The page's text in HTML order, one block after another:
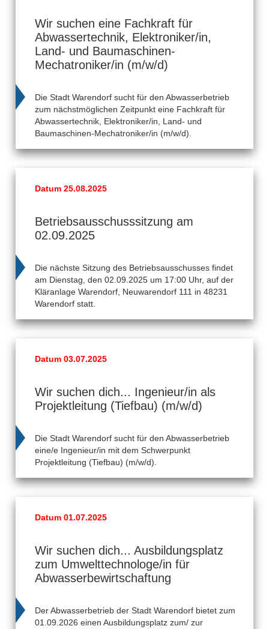
Wir suchen eine Fachkraft für
Abwassertechnik, Elektroniker/in,
Land- und Baumaschinen-
Mechatroniker/in (m/w/d)
Die Stadt Warendorf sucht für den Abwasserbetrieb
zum nächstmöglichen Zeitpunkt eine Fachkraft für
Abwassertechnik, Elektroniker/in, Land- und
Baumaschinen-Mechatroniker/in (m/w/d).
Betriebsausschusssitzung am
02.09.2025
Datum 25.08.2025
Die nächste Sitzung des Betriebsausschusses findet
am Dienstag, den 02.09.2025 um 17:00 Uhr, auf der
Kläranlage Warendorf, Neuwarendorf 111 in 48231
Warendorf statt.
Wir suchen dich... Ingenieur/in als
Projektleitung (Tiefbau) (m/w/d)
Datum 03.07.2025
Die Stadt Warendorf sucht für den Abwasserbetrieb
eine/e Ingenieur/in mit dem Schwerpunkt
Projektleitung (Tiefbau) (m/w/d).
Wir suchen dich... Ausbildungsplatz
zum Umwelttechnologe/in für
Abwasserbewirtschaftung
Datum 01.07.2025
Der Abwasserbetrieb der Stadt Warendorf bietet zum
01.09.2026 einen Ausbildungsplatz zum/ zur